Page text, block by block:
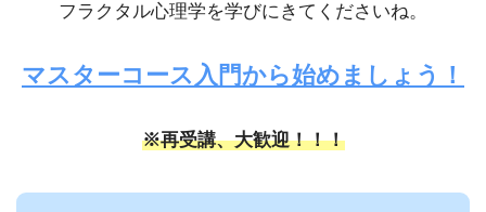
フラクタル心理学を学びにきてくださいね。
マスターコース入門から始めましょう！
※再受講、大歓迎！！！